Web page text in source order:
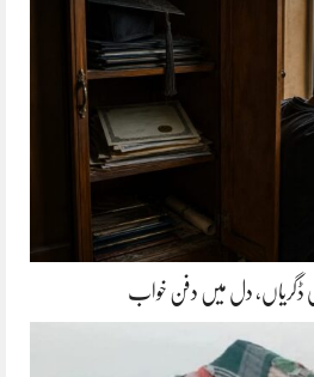
ڈگریاں، دل میں دفن خواب